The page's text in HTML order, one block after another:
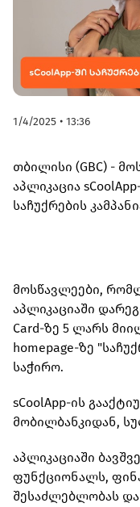
1/4/2025 • 13:36
თბილისი (GBC) -
აპლიკაცია
საჩუქრების
მოსწავლეები,
აპლიკაციაში
Card-ზე 5 ლარს
homepage-ზე
საჭირო.
sCoolApp-ის
მობილბანკიდან,
აპლიკაციაში
ფუნქციონალს,
შესაძლებლობას და